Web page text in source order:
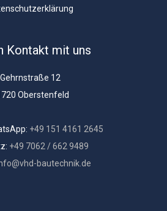
Kontakt mit uns
Gehrnstraße 12
Oberstenfeld
+49 151 4161 2645
+49 7062 / 662 9489
bautechnik.de